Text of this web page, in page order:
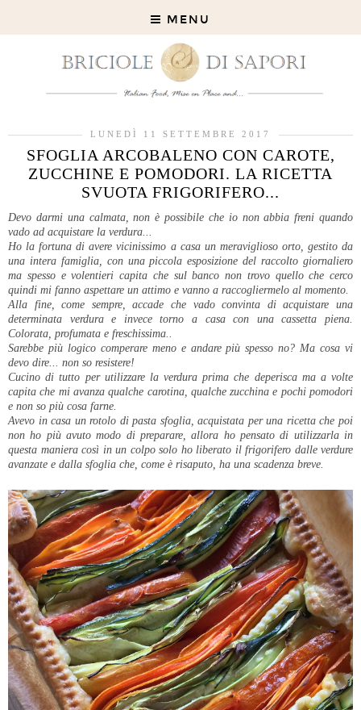
MENU
LUNEDÌ 11 SETTEMBRE 2017
SFOGLIA ARCOBALENO CON CAROTE,
ZUCCHINE E POMODORI. LA RICETTA
SVUOTA FRIGORIFERO...
Devo darmi una calmata, non è possibile che io non abbia freni quando
vado ad acquistare la verdura...
Ho la fortuna di avere vicinissimo a casa un meraviglioso orto, gestito da
una intera famiglia, con una piccola esposizione del raccolto giornaliero
ma spesso e volentieri capita che sul banco non trovo quello che cerco
quindi mi fanno aspettare un attimo e vanno a raccogliermelo al momento.
Alla fine, come sempre, accade che vado convinta di acquistare una
determinata verdura e invece torno a casa con una cassetta piena.
Colorata, profumata e freschissima..
Sarebbe più logico comperare meno e andare più spesso no? Ma cosa vi
devo dire... non so resistere!
Cucino di tutto per utilizzare la verdura prima che deperisca ma a volte
capita che mi avanza qualche carotina, qualche zucchina e pochi pomodori
e non so più cosa farne.
Avevo in casa un rotolo di pasta sfoglia, acquistata per una ricetta che poi
non ho più avuto modo di preparare, allora ho pensato di utilizzarla in
questa maniera così in un colpo solo ho liberato il frigorifero dalle verdure
avanzate e dalla sfoglia che, come è risaputo, ha una scadenza breve.